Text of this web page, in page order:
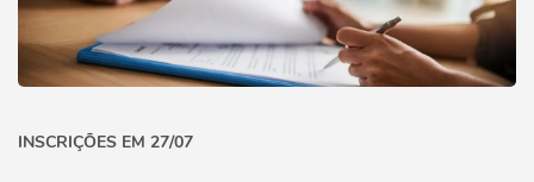
INSCRIÇÕES EM 27/07